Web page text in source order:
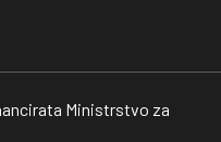
Ministrstvo za